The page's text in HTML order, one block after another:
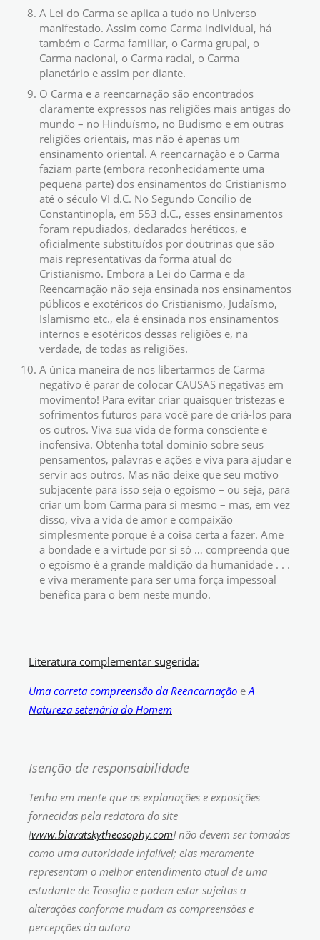
A Lei do Carma se aplica a tudo no Universo
manifestado. Assim como Carma individual, há
também o Carma familiar, o Carma grupal, o
Carma nacional, o Carma racial, o Carma
planetário e assim por diante.
O Carma e a reencarnação são encontrados
claramente expressos nas religiões mais antigas do
mundo – no Hinduísmo, no Budismo e em outras
religiões orientais, mas não é apenas um
ensinamento oriental. A reencarnação e o Carma
faziam parte (embora reconhecidamente uma
pequena parte) dos ensinamentos do Cristianismo
até o século VI d.C. No Segundo Concílio de
Constantinopla, em 553 d.C., esses ensinamentos
foram repudiados, declarados heréticos, e
oficialmente substituídos por doutrinas que são
mais representativas da forma atual do
Cristianismo. Embora a Lei do Carma e da
Reencarnação não seja ensinada nos ensinamentos
públicos e exotéricos do Cristianismo, Judaísmo,
Islamismo etc., ela é ensinada nos ensinamentos
internos e esotéricos dessas religiões e, na
verdade, de todas as religiões.
A única maneira de nos libertarmos de Carma
negativo é parar de colocar CAUSAS negativas em
movimento! Para evitar criar quaisquer tristezas e
sofrimentos futuros para você pare de criá-los para
os outros. Viva sua vida de forma consciente e
inofensiva. Obtenha total domínio sobre seus
pensamentos, palavras e ações e viva para ajudar e
servir aos outros. Mas não deixe que seu motivo
subjacente para isso seja o egoísmo – ou seja, para
criar um bom Carma para si mesmo – mas, em vez
disso, viva a vida de amor e compaixão
simplesmente porque é a coisa certa a fazer. Ame
a bondade e a virtude por si só … compreenda que
o egoísmo é a grande maldição da humanidade . . .
e viva meramente para ser uma força impessoal
benéfica para o bem neste mundo.
Literatura complementar sugerida:
Uma correta compreensão da Reencarnação eA
Natureza setenária do Homem
Isenção de responsabilidade
Tenha em mente que as explanações e exposições
fornecidas pela redatora do site
[www.blavatskytheosophy.com] não devem ser tomadas
como uma autoridade infalível; elas meramente
representam o melhor entendimento atual de uma
estudante de Teosofia e podem estar sujeitas a
alterações conforme mudam as compreensões e
percepções da autora